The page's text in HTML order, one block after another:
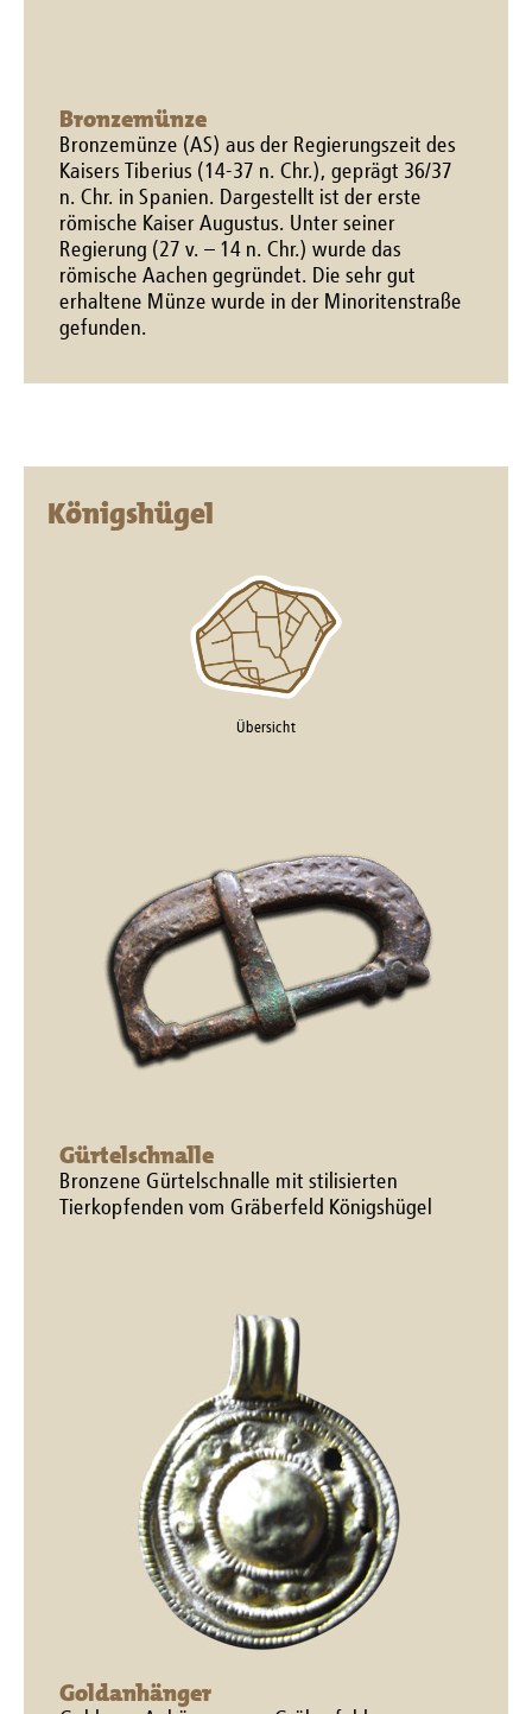
Bronzemünze
Bronzemünze (AS) aus der Regierungszeit des
Kaisers Tiberius (14-37 n. Chr.), geprägt 36/37
n. Chr. in Spanien. Dargestellt ist der erste
römische Kaiser Augustus. Unter seiner
Regierung (27 v. – 14 n. Chr.) wurde das
römische Aachen gegründet. Die sehr gut
erhaltene Münze wurde in der Minoritenstraße
gefunden.
Königshügel
Übersicht
Gürtelschnalle
Bronzene Gürtelschnalle mit stilisierten
Tierkopfenden vom Gräberfeld Königshügel
Goldanhänger